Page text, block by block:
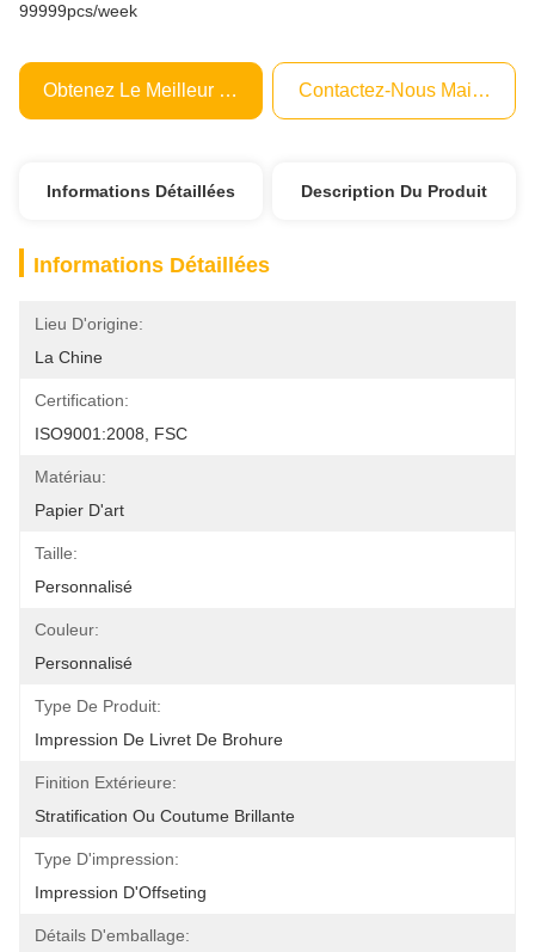
99999pcs/week
Obtenez Le Meilleur Prix Contactez-Nous Maintenant
Informations Détaillées Description Du Produit
Informations Détaillées
Lieu D'origine:
La Chine
Certification:
ISO9001:2008, FSC
Matériau:
Papier D'art
Taille:
Personnalisé
Couleur:
Personnalisé
Type De Produit:
Impression De Livret De Brohure
Finition Extérieure:
Stratification Ou Coutume Brillante
Type D'impression:
Impression D'Offseting
Détails D'emballage: